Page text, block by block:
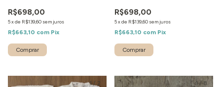
R$698,00
5xde R$139,60 sem juros
R$663,10 com Pix
Comprar
R$698,00
5xde R$139,60 sem juros
R$663,10 com Pix
Comprar
1/ 2 1/8